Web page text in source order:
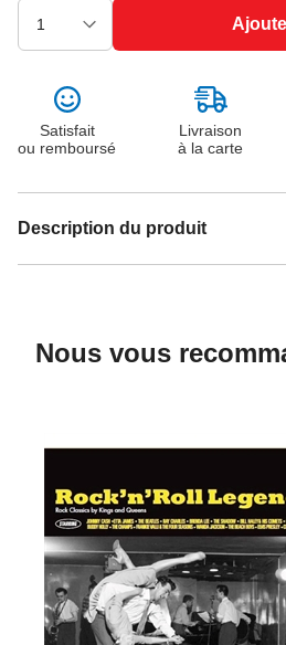
Satisfait
ou remboursé
Livraison
à la carte
Description du produit
Nous vous